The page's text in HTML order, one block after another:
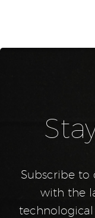
Subscribe to
with the
technological